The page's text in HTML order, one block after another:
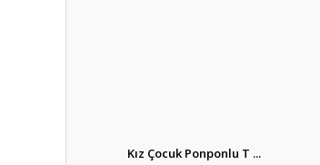
Kız Çocuk Ponponlu T ...